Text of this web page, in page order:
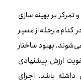
بر بهینه سازی
مرحله از مسیر
بهبود ساختار
ارزش پیشنهادی
باشد. اجرای